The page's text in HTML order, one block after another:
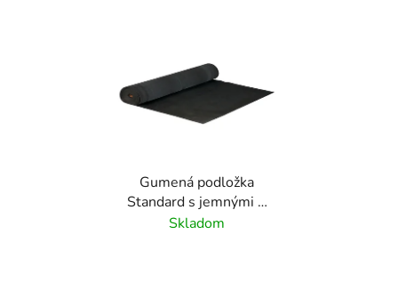
Gumená podložka
Standard s jemnými 3
mm drážkami - 1 m x 10
Skladom